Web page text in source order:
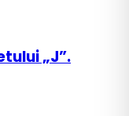
„J”.